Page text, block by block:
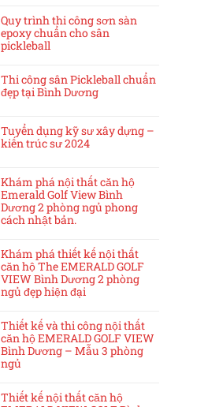
Quy trình thi công sơn sàn
epoxy chuẩn cho sân
pickleball
Thi công sân Pickleball chuẩn
đẹp tại Bình Dương
Tuyển dụng kỹ sư xây dựng –
kiến trúc sư 2024
Khám phá nội thất căn hộ
Emerald Golf View Bình
Dương 2 phòng ngủ phong
cách nhật bản.
Khám phá thiết kế nội thất
căn hộ The EMERALD GOLF
VIEW Bình Dương 2 phòng
ngủ đẹp hiện đại
Thiết kế và thi công nội thất
căn hộ EMERALD GOLF VIEW
Bình Dương – Mẫu 3 phòng
ngủ
Thiết kế nội thất căn hộ